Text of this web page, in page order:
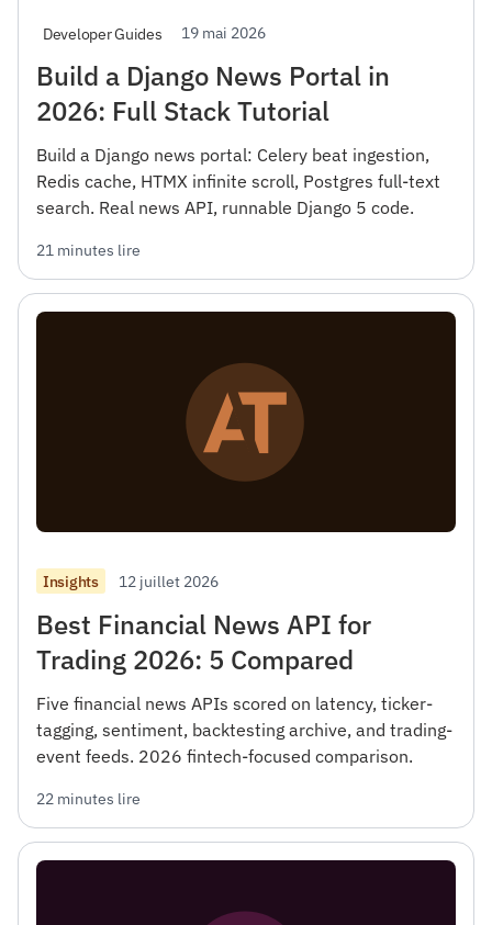
Developer Guides 19 mai 2026
Build a Django News Portal in
2026: Full Stack Tutorial
Build a Django news portal: Celery beat ingestion,
Redis cache, HTMX infinite scroll, Postgres full-text
search. Real news API, runnable Django 5 code.
21 minutes lire
Insights 12 juillet 2026
Best Financial News API for
Trading 2026: 5 Compared
Five financial news APIs scored on latency, ticker-
tagging, sentiment, backtesting archive, and trading-
event feeds. 2026 fintech-focused comparison.
22 minutes lire